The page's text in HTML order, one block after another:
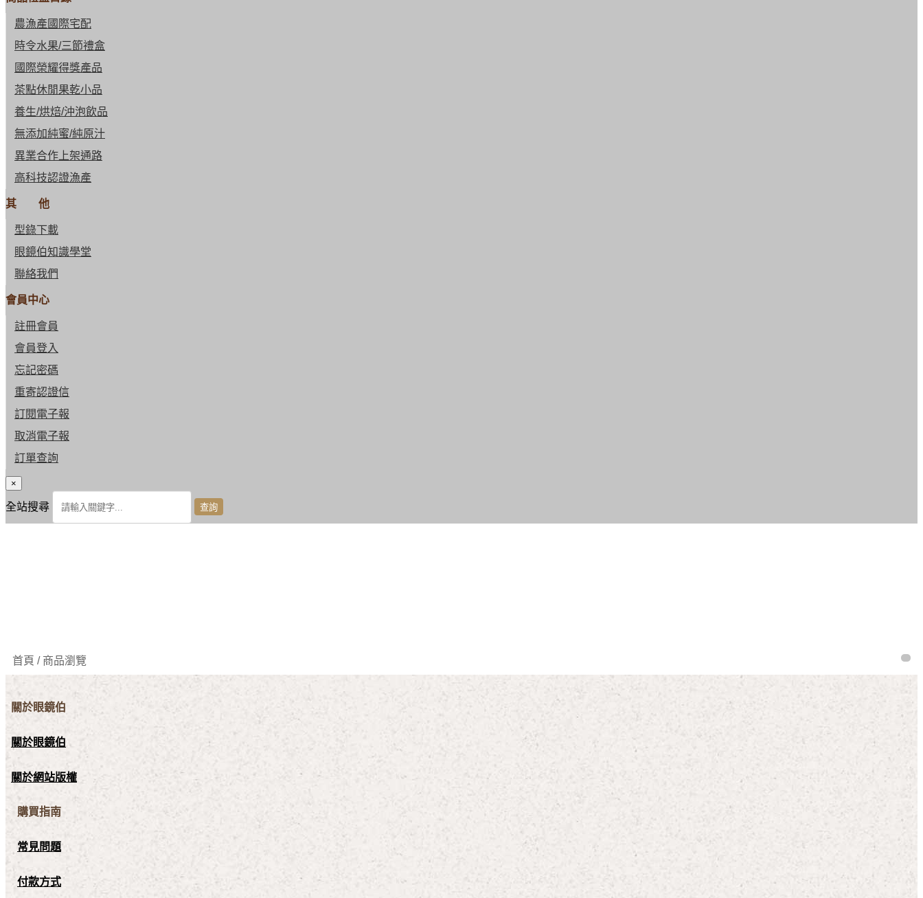
農漁產國際宅配
時令水果/三節禮盒
國際榮耀得獎產品
茶點休閒果乾小品
養生/烘焙/沖泡飲品
無添加純蜜/純原汁
異業合作上架通路
高科技認證漁產
其 他
型錄下載
眼鏡伯知識學堂
聯絡我們
會員中心
註冊會員
會員登入
忘記密碼
重寄認證信
訂閱電子報
取消電子報
訂單查詢
×
全站搜尋
首頁 / 商品瀏覽
關於眼鏡伯
關於眼鏡伯
關於網站版權
購買指南
常見問題
付款方式